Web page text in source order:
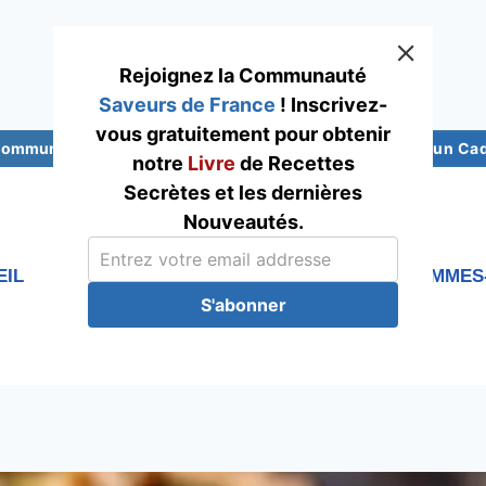
Saveurs France Abonnez-vous pour un
RECETTES Blog QUI
Rejoignez la Communauté
Saveurs de France ! Inscrivez-
vous gratuitement pour obtenir
notre Livre de Recettes
Secrètes et les dernières
Nouveautés.
S'abonner